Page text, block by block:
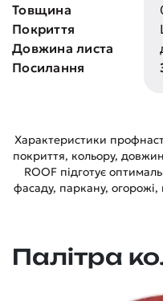
Товщина
Покриття
Довжина листа
Посилання
Характеристики
покриття, кольору,
ROOF підготує
фасаду, паркану, огорожі,
Палітра